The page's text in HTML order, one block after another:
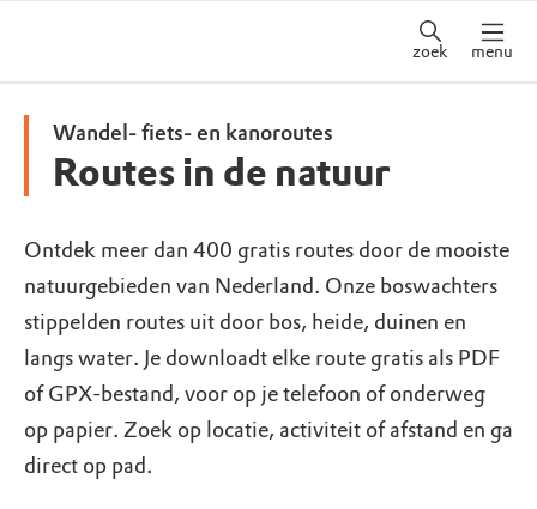
zoek menu
Wandel- fiets- en kanoroutes
Routes in de natuur
Ontdek meer dan 400 gratis routes door de mooiste
natuurgebieden van Nederland. Onze boswachters
stippelden routes uit door bos, heide, duinen en
langs water. Je downloadt elke route gratis als PDF
of GPX-bestand, voor op je telefoon of onderweg
op papier. Zoek op locatie, activiteit of afstand en ga
direct op pad.